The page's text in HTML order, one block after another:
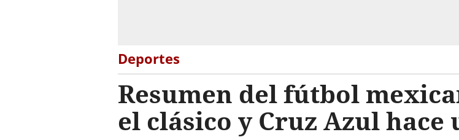
Deportes
Resumen del fútbol
el clásico y Cruz Azul hace